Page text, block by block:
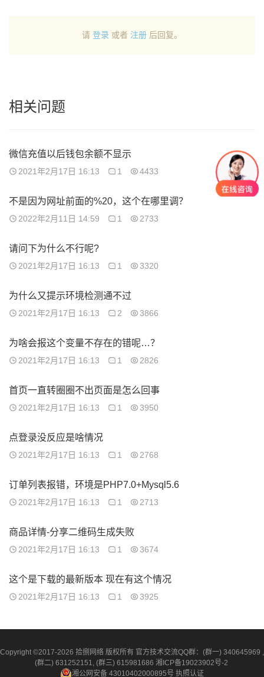
请 登录 或者 注册 后回复。
相关问题
微信充值以后钱包余额不显示
2021年2月17日 16:13 1 4433
不是因为网址前面的%20，这个在哪里调？
2022年2月11日 14:59 1 2733
请问下为什么不行呢?
2021年2月17日 16:13 1 3320
为什么又提示环境检测通不过
2021年2月17日 16:13 2 3866
为啥会报这个变量不存在的错呢…？
2021年2月17日 16:13 1 2826
首页一直转圈圈不出页面是怎么回事
2021年2月17日 16:13 1 3950
点登录没反应是啥情况
2021年2月17日 16:13 1 2768
订单列表报错，环境是PHP7.0+Mysql5.6
2021年2月17日 16:13 1 2713
商品详情-分享二维码生成失败
2021年2月17日 16:13 1 3674
这个是下载的最新版本 现在有这个情况
2021年2月17日 16:13 1 3925
Copyright ©2017-2026 拾捌网络 版权所有 官方技术交流QQ群：(群一) 340645969 ,
(群二) 631252151, (群三) 615981686 湘ICP备19023902号-2
湘公网安备 43010402000895号 执照认证